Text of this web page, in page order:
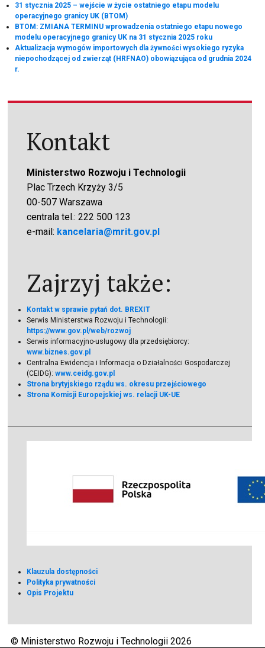
31 stycznia 2025 – wejście w życie ostatniego etapu modelu
operacyjnego granicy UK (BTOM)
BTOM: ZMIANA TERMINU wprowadzenia ostatniego etapu nowego
modelu operacyjnego granicy UK na 31 stycznia 2025 roku
Aktualizacja wymogów importowych dla żywności wysokiego ryzyka
niepochodzącej od zwierząt (HRFNAO) obowiązująca od grudnia 2024
r.
Kontakt
Ministerstwo Rozwoju i Technologii
Plac Trzech Krzyży 3/5
00-507 Warszawa
centrala tel.: 222 500 123
e-mail: kancelaria@mrit.gov.pl
Zajrzyj także:
Kontakt w sprawie pytań dot. BREXIT
Serwis Ministerstwa Rozwoju i Technologii:
https://www.gov.pl/web/rozwoj
Serwis informacyjno-usługowy dla przedsiębiorcy:
www.biznes.gov.pl
Centralna Ewidencja i Informacja o Działalności Gospodarczej
(CEIDG):www.ceidg.gov.pl
Strona brytyjskiego rządu ws. okresu przejściowego
Strona Komisji Europejskiej ws. relacji UK-UE
Klauzula dostępności
Polityka prywatności
Opis Projektu
© Ministerstwo Rozwoju i Technologii 2026